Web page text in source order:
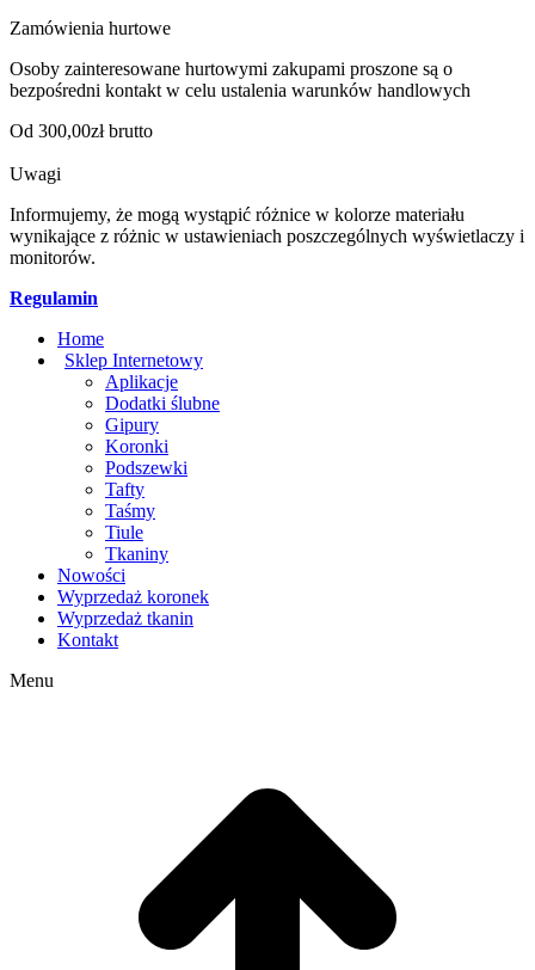
Zamówienia hurtowe
Osoby zainteresowane hurtowymi zakupami proszone są o
bezpośredni kontakt w celu ustalenia warunków handlowych
Od 300,00zł brutto
Uwagi
Informujemy, że mogą wystąpić różnice w kolorze materiału
wynikające z różnic w ustawieniach poszczególnych wyświetlaczy i
monitorów.
Regulamin
Home
Sklep Internetowy
Aplikacje
Dodatki ślubne
Gipury
Koronki
Podszewki
Tafty
Taśmy
Tiule
Tkaniny
Nowości
Wyprzedaż koronek
Wyprzedaż tkanin
Kontakt
Menu